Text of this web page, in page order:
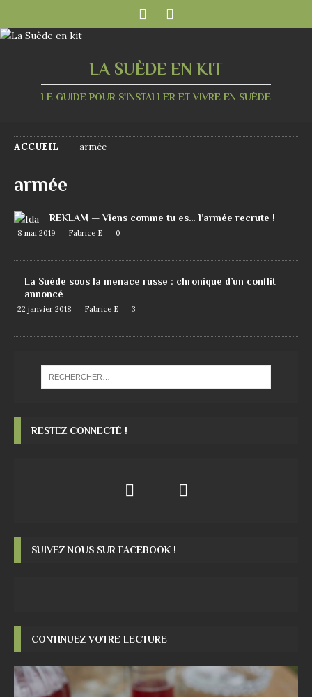
LA SUÈDE EN KIT
LE GUIDE POUR S'INSTALLER ET VIVRE EN SUÈDE
ACCUEIL armée
armée
REKLAM — Viens comme tu es… l’armée recrute !
8 mai 2019 Fabrice E 0
La Suède sous la menace russe : chronique d’un conflit
annoncé
22 janvier 2018 Fabrice E 3
RESTEZ CONNECTÉ !
SUIVEZ NOUS SUR FACEBOOK !
CONTINUEZ VOTRE LECTURE